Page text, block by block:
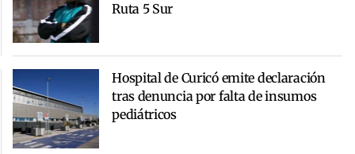
Ruta 5 Sur
Hospital de Curicó emite declaración
tras denuncia por falta de insumos
pediátricos